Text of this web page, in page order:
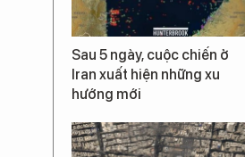
Sau 5 ngày, cuộc chiến ở
Iran xuất hiện những xu
hướng mới